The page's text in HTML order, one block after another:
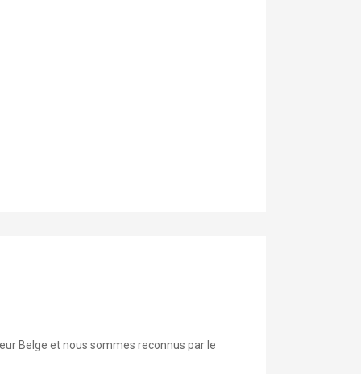
Belge et nous sommes reconnus par le